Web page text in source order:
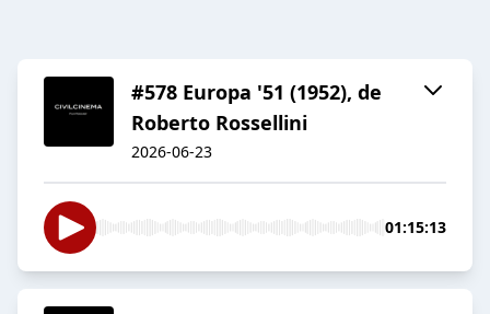
#578 Europa '51 (1952), de
Roberto Rossellini
2026-06-23
01:15:13